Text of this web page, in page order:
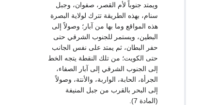
ويمتد جنوباً لأم القصر، صفوان، وجبل
سنام، بهذه الطريقة تترك لولاية البصرة
هذه المواقع وما بها من آبار؛ وصولاً إلى
البطين، ويستمر للجنوب الشرقي حتى
حفر البطان، ثم يمتد على نفس الجانب
حتى الكويت؛ من تلك النقطة يتجه الخط
إلى الجنوب الشرقي إلى آبار الصفاء،
الجرأة، الحابة، الواربة، والأنتة، وصولاً
إلى البحر بالقرب من جبل المنيفة
(المادة 7).